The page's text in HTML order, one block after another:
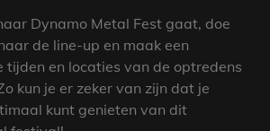
Dynamo Metal Fest gaat, doe
de line-up en maak een
tijden en locaties van de optredens
kun je er zeker van zijn dat je
kunt genieten van dit